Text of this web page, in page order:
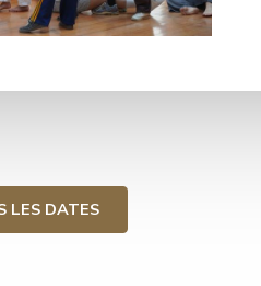
LES DATES